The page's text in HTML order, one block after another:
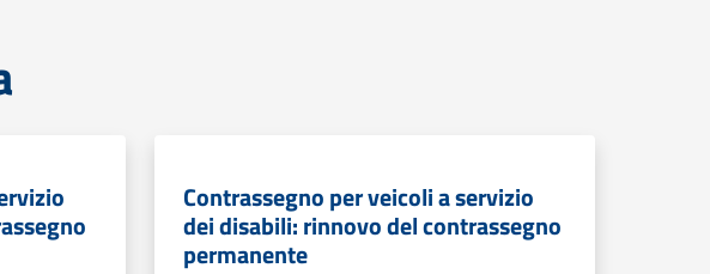
Contrassegno per veicoli a servizio
dei disabili: rinnovo del contrassegno
permanente